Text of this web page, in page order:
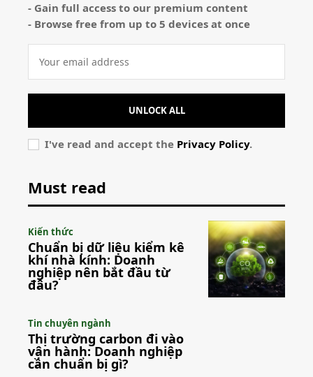
- Gain full access to our premium content
- Browse free from up to 5 devices at once
UNLOCK ALL
I've read and accept the Privacy Policy.
Must read
Kiến thức
Chuẩn bị dữ liệu kiểm kê
khí nhà kính: Doanh
nghiệp nên bắt đầu từ
đâu?
Tin chuyên ngành
Thị trường carbon đi vào
vận hành: Doanh nghiệp
cần chuẩn bị gì?